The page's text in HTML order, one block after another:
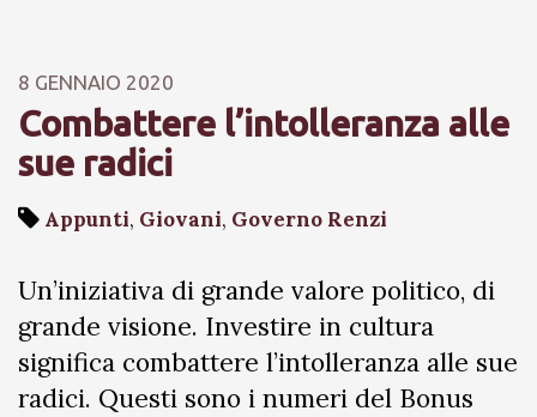
8 GENNAIO 2020
Combattere l’intolleranza alle
sue radici
Appunti, Giovani, Governo Renzi
Un’iniziativa di grande valore politico, di
grande visione. Investire in cultura
significa combattere l’intolleranza alle sue
radici. Questi sono i numeri del Bonus